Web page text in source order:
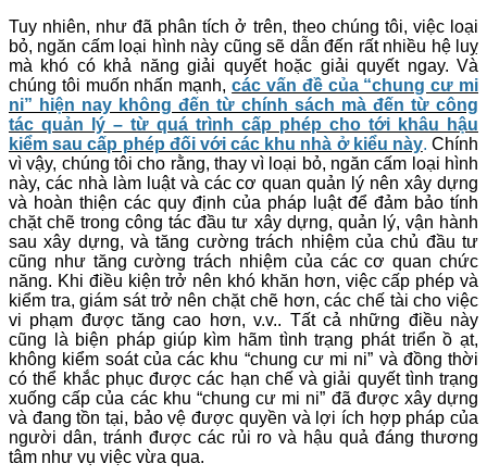
Tuy nhiên, như đã phân tích ở trên, theo chúng tôi, việc loại
bỏ, ngăn cấm loại hình này cũng sẽ dẫn đến rất nhiều hệ luỵ
mà khó có khả năng giải quyết hoặc giải quyết ngay. Và
chúng tôi muốn nhấn mạnh,các vấn đề của “chung cư mi
ni” hiện nay không đến từ chính sách mà đến từ công
tác quản lý – từ quá trình cấp phép cho tới khâu hậu
kiểm sau cấp phép đối với các khu nhà ở kiểu này. Chính
vì vậy, chúng tôi cho rằng, thay vì loại bỏ, ngăn cấm loại hình
này, các nhà làm luật và các cơ quan quản lý nên xây dựng
và hoàn thiện các quy định của pháp luật để đảm bảo tính
chặt chẽ trong công tác đầu tư xây dựng, quản lý, vận hành
sau xây dựng, và tăng cường trách nhiệm của chủ đầu tư
cũng như tăng cường trách nhiệm của các cơ quan chức
năng. Khi điều kiện trở nên khó khăn hơn, việc cấp phép và
kiểm tra, giám sát trở nên chặt chẽ hơn, các chế tài cho việc
vi phạm được tăng cao hơn, v.v.. Tất cả những điều này
cũng là biện pháp giúp kìm hãm tình trạng phát triển ồ ạt,
không kiểm soát của các khu “chung cư mi ni” và đồng thời
có thể khắc phục được các hạn chế và giải quyết tình trạng
xuống cấp của các khu “chung cư mi ni” đã được xây dựng
và đang tồn tại, bảo vệ được quyền và lợi ích hợp pháp của
người dân, tránh được các rủi ro và hậu quả đáng thương
tâm như vụ việc vừa qua.